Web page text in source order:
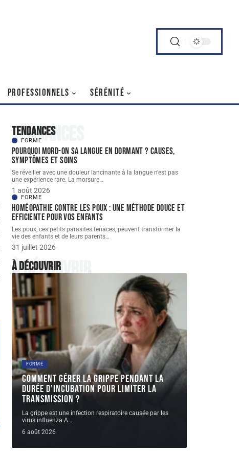
PROFESSIONNELS SÉRÉNITÉ
Tendances
Tendances
FORME
Pourquoi mord-on sa langue en dormant ? Causes,
symptômes et soins
Se réveiller avec une douleur lancinante à la langue n'est pas
une expérience rare. La morsure…
1 août 2026
FORME
Homéopathie contre les poux : une méthode douce et
efficiente pour vos enfants
Les poux, ces petits parasites tenaces, peuvent transformer la
vie des enfants et de leurs parents…
31 juillet 2026
À découvrir
À découvrir
FORME
Comment gérer la grippe pendant la
durée d’incubation pour limiter la
transmission ?
La grippe est une infection respiratoire causée par les
virus influenza A…
6 août 2026